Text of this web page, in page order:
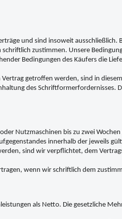
und sind insoweit ausschließlich.
zustimmen. Unsere
Bedingungen des Käufers die
getroffen werden, sind in
des Schriftformerfordernisses.
Nutzmaschinen bis zu zwei
innerhalb der jeweils
sind wir verpflichtet, dem
wenn wir schriftlich dem
als Netto. Die gesetzliche